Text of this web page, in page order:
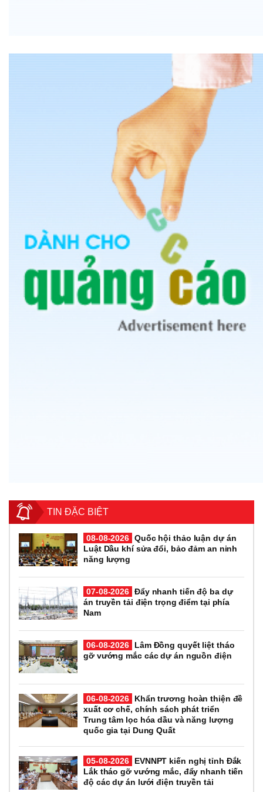
TIN ĐẶC BIỆT
08-08-2026 Quốc hội thảo luận dự án
Luật Dầu khí sửa đổi, bảo đảm an ninh
năng lượng
07-08-2026 Đẩy nhanh tiến độ ba dự
án truyền tải điện trọng điểm tại phía
Nam
06-08-2026
Lâm Đồng quyết liệt tháo
gỡ vướng mắc các dự án nguồn điện
06-08-2026
Khẩn trương hoàn thiện đề
xuất cơ chế, chính sách phát triển
Trung tâm lọc hóa dầu và năng lượng
quốc gia tại Dung Quất
05-08-2026
EVNNPT kiến nghị tỉnh Đắk
Lắk tháo gỡ vướng mắc, đẩy nhanh tiến
độ các dự án lưới điện truyền tải